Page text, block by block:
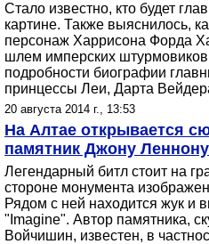
Стало известно, кто будет
картине. Также выяснилось,
персонаж Харрисона Форда
шлем имперских
подробности биографии
принцессы Леи, Дарта
20 августа 2014 г., 13:53
На Алтае открывается
памятник Джону Леннону
Легендарный битл стоит на
стороне монумента
Рядом с ней находится жук и
"Imagine". Автор памятника,
Войчишин, известен, в